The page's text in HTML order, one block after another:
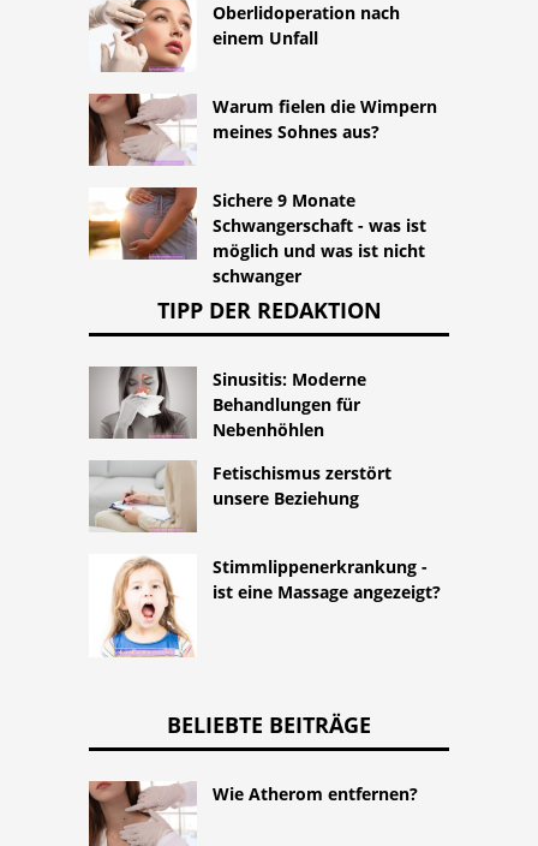
Oberlidoperation nach
einem Unfall
Warum fielen die Wimpern
meines Sohnes aus?
Sichere 9 Monate
Schwangerschaft - was ist
möglich und was ist nicht
schwanger
TIPP DER REDAKTION
Sinusitis: Moderne
Behandlungen für
Nebenhöhlen
Fetischismus zerstört
unsere Beziehung
Stimmlippenerkrankung -
ist eine Massage angezeigt?
BELIEBTE BEITRÄGE
Wie Atherom entfernen?